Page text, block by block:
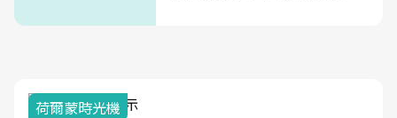
荷爾蒙時光機